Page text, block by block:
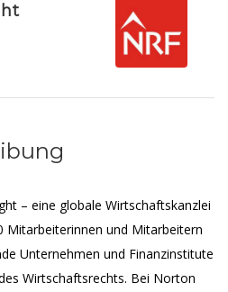
– eine globale Wirtschaftskanzlei
Mitarbeiterinnen und Mitarbeitern
Unternehmen und Finanzinstitute
Wirtschaftsrechts. Bei Norton